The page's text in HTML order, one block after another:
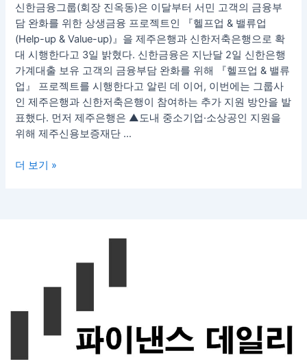
신한금융그룹(회장 진옥동)은 이달부터 서민 고객의 금융부
담 완화를 위한 상생금융 프로젝트인 『헬프업 & 밸류업
(Help-up & Value-up)』을 제주은행과 신한저축은행으로 확
대 시행한다고 3일 밝혔다. 신한금융은 지난달 2일 신한은행
가계대출 보유 고객의 금융부담 완화를 위해 『헬프업 & 밸류
업』 프로젝트를 시행한다고 알린 데 이어, 이번에는 그룹사
인 제주은행과 신한저축은행이 참여하는 추가 지원 방안을 발
표했다. 먼저 제주은행은 ▲도내 중소기업·소상공인 지원을
위해 제주신용보증재단 …
류
업
프
로
젝
트’
확
대…
제
은
동
더 보기 »